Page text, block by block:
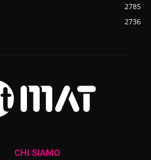
2785
2736
CHI SIAMO